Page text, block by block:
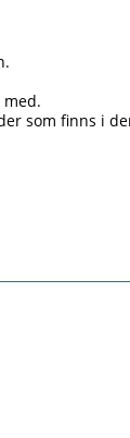
som finns i